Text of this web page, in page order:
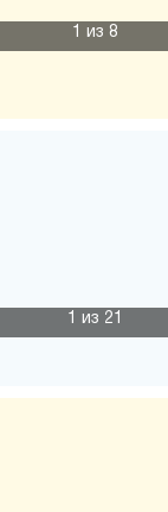
1 из 8
1 из 21